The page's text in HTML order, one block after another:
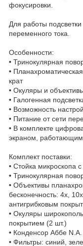
фокусировки.
Для работы
переменного тока.
Особенности:
• Тринокулярная
•
крат
• Окуляры и
• Галогенная
• Возможность
• Питание от сети
• В комплекте
экраном,
Комплект поставки:
• Стойка микроскопа
• Тринокулярная
• Объективы
бесконечность: 4x,
антигрибковым
• Окуляры
покрытием (2 шт.)
• Конденсор Аббе
• Фильтры: синий,